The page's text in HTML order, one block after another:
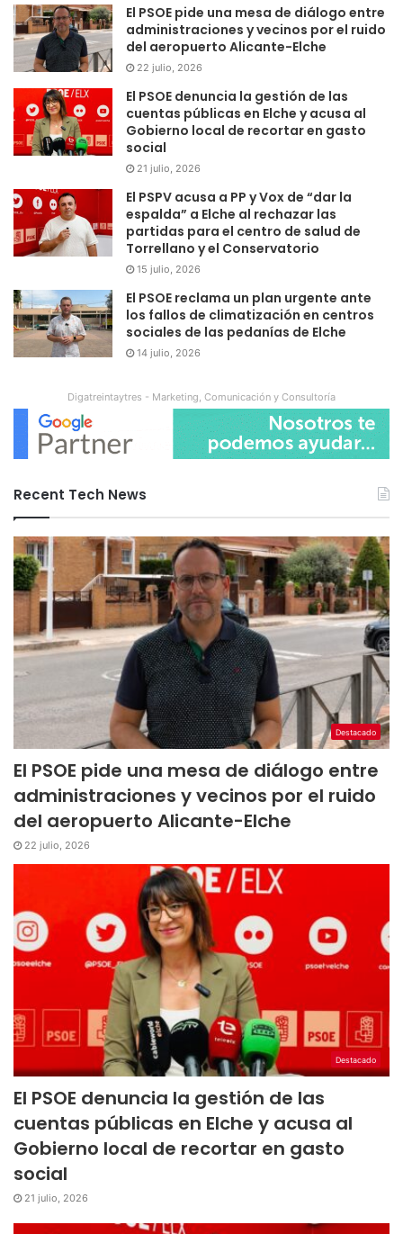
El PSOE pide una mesa de diálogo entre
administraciones y vecinos por el ruido
del aeropuerto Alicante-Elche
22 julio, 2026
El PSOE denuncia la gestión de las
cuentas públicas en Elche y acusa al
Gobierno local de recortar en gasto
social
21 julio, 2026
El PSPV acusa a PP y Vox de “dar la
espalda” a Elche al rechazar las
partidas para el centro de salud de
Torrellano y el Conservatorio
15 julio, 2026
El PSOE reclama un plan urgente ante
los fallos de climatización en centros
sociales de las pedanías de Elche
14 julio, 2026
Digatreintaytres - Marketing, Comunicación y Consultoría
Recent Tech News
Destacado
El PSOE pide una mesa de diálogo entre
administraciones y vecinos por el ruido
del aeropuerto Alicante-Elche
22 julio, 2026
Destacado
El PSOE denuncia la gestión de las
cuentas públicas en Elche y acusa al
Gobierno local de recortar en gasto
social
21 julio, 2026